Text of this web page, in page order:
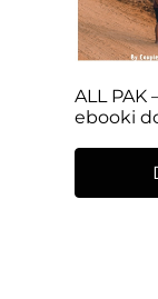
ALL PAK
ebooki